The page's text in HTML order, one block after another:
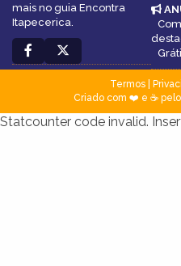
mais no guia Encontra
Itapecerica.
Com
Termos|
Criado com ❤️ e ☕
Statcounter code invalid.